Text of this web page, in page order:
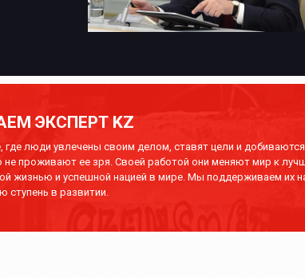
ЭКСПЕРТ KZ
где люди увлечены своим делом, ставят цели и
не проживают ее зря. Своей работой они меняют мир к
жизнью и успешной нацией в мире. Мы поддерживаем их
в развитии.